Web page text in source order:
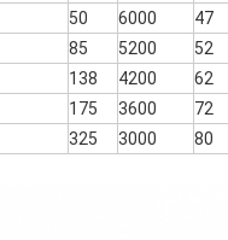
50 6000 47
85 5200 52
138 4200 62
175 3600 72
325 3000 80